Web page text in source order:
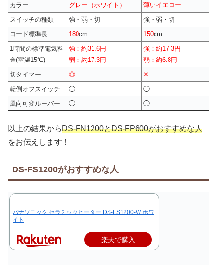
カラー
グレー（ホワイト）
薄いイエロー
スイッチの種類
強・弱・切
強・弱・切
コード標準長
180cm 150cm
1時間の標準電気料
金(室温15℃)
強：約31.6円
弱：約17.3円
強：約17.3円
弱：約6.8円
切タイマー
◎
✕
転倒オフスイッチ
◯
◯
風向可変ルーバー
◯ ◯
以上の結果からDS-FN1200とDS-FP600がおすすめな人
をお伝えします！
DS-FS1200がおすすめな人
パナソニック セラミックヒーター DS-FS1200-W ホワ
イト
楽天で購入